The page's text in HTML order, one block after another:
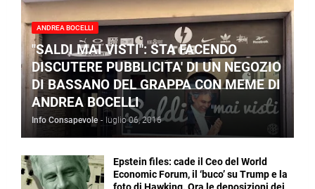
ANDREA BOCELLI
"SALDI MAI VISTI": STA FACENDO
DISCUTERE PUBBLICITA' DI UN NEGOZIO
DI BASSANO DEL GRAPPA CON MEME DI
ANDREA BOCELLI
Info Consapevole - luglio 06, 2016
Epstein files: cade il Ceo del World
Economic Forum, il ‘buco’ su Trump e la